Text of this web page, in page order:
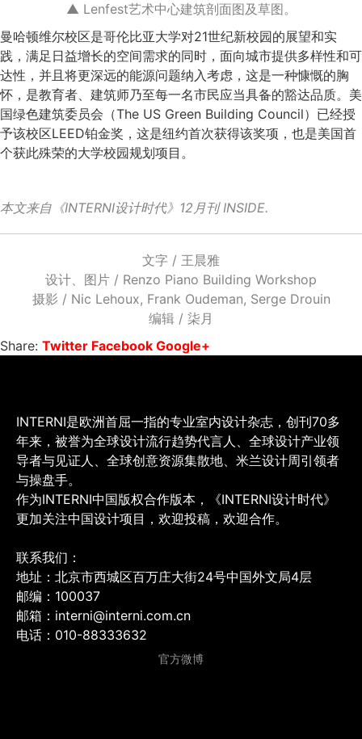
▲ Lenfest艺术中心建筑剖面图及草图。
曼哈顿维尔校区是哥伦比亚大学对21世纪新校园的展望和实
践，满足日益增长的空间需求的同时，面向城市提供多样性和可
达性，并且将更深远的能源问题纳入考虑，这是一种慷慨的胸
怀，是教育者、建筑师乃至每一名市民应当具备的豁达品质。美
国绿色建筑委员会（The US Green Building Council）已经授
予该校区LEED铂金奖，这是纽约首次获得该奖项，也是美国首
个获此殊荣的大学校园规划项目。
本文来自《INTERNI设计时代》12月刊 INSIDE.
文字 / 王晨雅
设计、图片 / Renzo Piano Building Workshop
摄影 / Nic Lehoux, Frank Oudeman, Serge Drouin
编辑 / 柒月
Share: Twitter Facebook Google+
INTERNI是欧洲首屈一指的专业室内设计杂志，创刊70多
年来，被誉为全球设计流行趋势代言人、全球设计产业领
导者与见证人、全球创意资源集散地、米兰设计周引领者
与操盘手。
作为INTERNI中国版权合作版本，《INTERNI设计时代》
更加关注中国设计项目，欢迎投稿，欢迎合作。
联系我们：
地址：北京市西城区百万庄大街24号中国外文局4层
邮编：100037
邮箱：interni@interni.com.cn
电话：010-88333632
官方微博